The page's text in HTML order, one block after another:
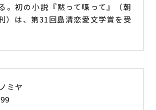
。初の小説『黙って喋って』（朝
）は、第31回島清恋愛文学賞を受
ミヤ